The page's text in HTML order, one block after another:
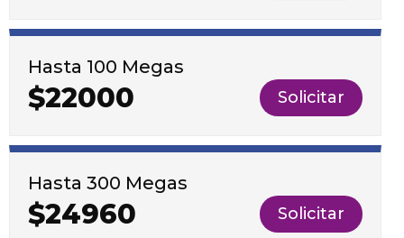
Hasta 100 Megas
$22000 Solicitar
Hasta 300 Megas
$24960 Solicitar